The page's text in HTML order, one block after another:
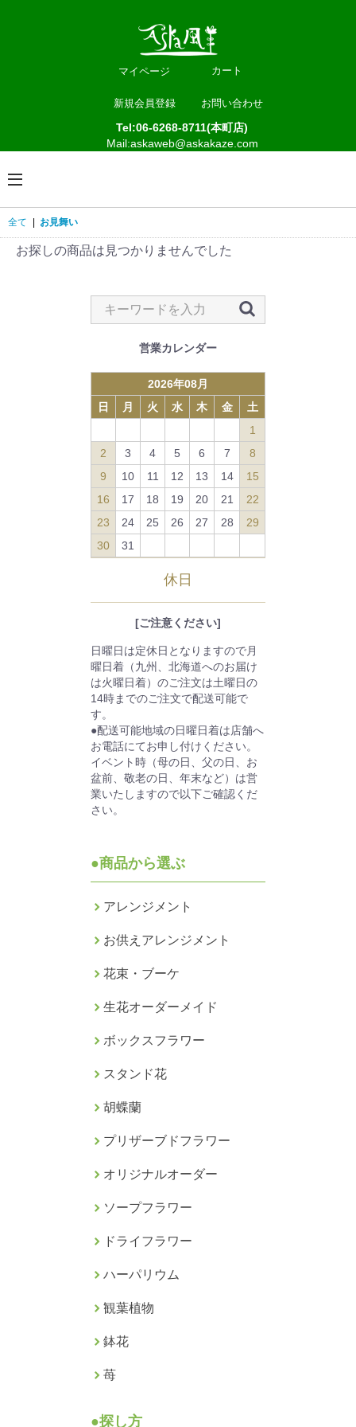
マイページ カート
新規会員登録 お問い合わせ
Tel:06-6268-8711(本町店)
Mail:askaweb@askakaze.com
全て お見舞い
お探しの商品は見つかりませんでした
営業カレンダー
2026年08月
日
月 火 水 木 金
土
1
2
3 4 5 6 7
8
9
10 11 12 13 14
15
16
17 18 19 20 21
22
23
24 25 26 27 28
29
30
31
休日
[ご注意ください]
日曜日は定休日となりますので月
曜日着（九州、北海道へのお届け
は火曜日着）のご注文は土曜日の
14時までのご注文で配送可能で
す。
●配送可能地域の日曜日着は店舗へ
お電話にてお申し付けください。
イベント時（母の日、父の日、お
盆前、敬老の日、年末など）は営
業いたしますので以下ご確認くだ
さい。
●商品から選ぶ
アレンジメント
お供えアレンジメント
花束・ブーケ
生花オーダーメイド
ボックスフラワー
スタンド花
胡蝶蘭
プリザーブドフラワー
オリジナルオーダー
ソープフラワー
ドライフラワー
ハーパリウム
観葉植物
鉢花
苺
●探し方